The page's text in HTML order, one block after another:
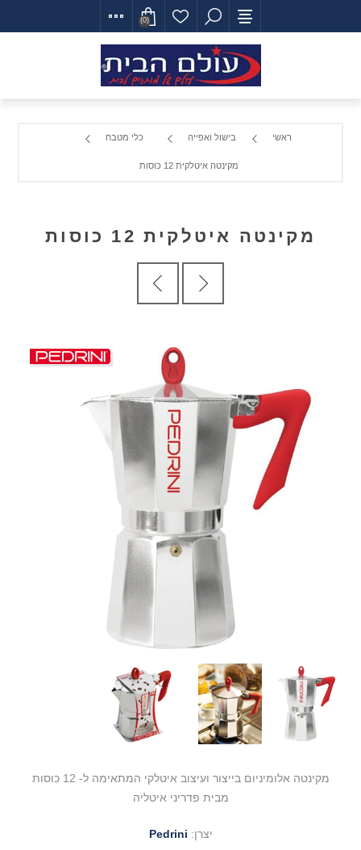
(0)
ראשי בישול ואפייה כלי מטבח
מקינטה איטלקית 12 כוסות
מקינטה איטלקית 12 כוסות
מקינטה אלומיניום בייצור ועיצוב איטלקי המתאימה ל- 12 כוסות
מבית פדריני איטליה
יצרן: Pedrini